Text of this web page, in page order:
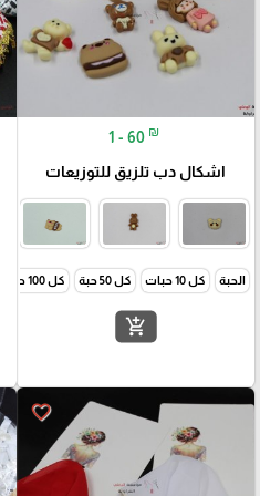
1 - 60 ₪
اشكال دب تلزيق للتوزيعات
الحبة كل 10 حبات كل 50 حبة كل 100 حبة
add_shopping_cart
favorite_border